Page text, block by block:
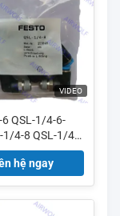
VIDEO
QSL-1/4-6-
1/4-8 QSL-1/4-
QSL Series
Fithệ ngay